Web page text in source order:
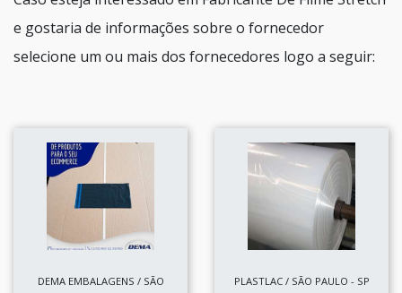
e gostaria de informações sobre o fornecedor
selecione um ou mais dos fornecedores logo a seguir:
DEMA EMBALAGENS / SÃO
PLASTLAC / SÃO PAULO - SP